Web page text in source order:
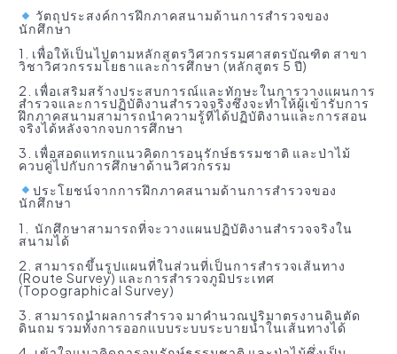
วัตถุประสงค์การฝึกภาคสนามด้านการสำรวจของ
นักศึกษา
1. เพื่อให้เป็นไปตามหลักสูตรวิศวกรรมศาสตรบัณฑิต สาขา
วิชาวิศวกรรมโยธาและการศึกษา (หลักสูตร 5 ปี)
2. เพื่อเสริมสร้างประสบการณ์และทักษะในการวางแผนการ
สำรวจและการปฏิบัติงานสำรวจจริงซึ่งจะทำให้ผู้เข้ารับการ
ฝึกภาคสนามสามารถนำความรู้ที่ได้ปฏิบัติงานและการสอน
จริงได้หลังจากจบการศึกษา
3. เพื่อสอดแทรกแนวคิดการอนุรักษ์ธรรมชาติ และป่าไม้
ควบคู่ไปกับการศึกษาด้านวิศวกรรม
ประโยชน์จากการฝึกภาคสนามด้านการสำรวจของ
นักศึกษา
1. นักศึกษาสามารถที่จะวางแผนปฏิบัติงานสำรวจจริงใน
สนามได้
2. สามารถขึ้นรูปแผนที่ในส่วนที่เป็นการสำรวจเส้นทาง
(Route Survey) และการสำรวจภูมิประเทศ
(Topographical Survey)
3. สามารถนำผลการสำรวจ มาคำนวณปริมาตรงานดินตัด
ดินถม รวมทั้งการออกแบบระบบระบายน้ำในเส้นทางได้